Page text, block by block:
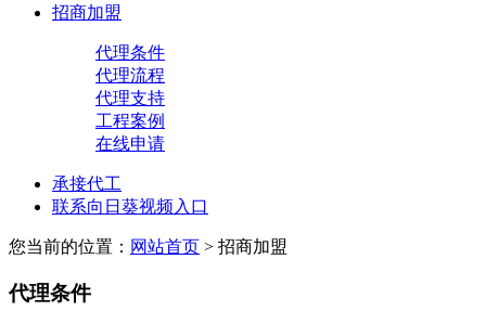
招商加盟
代理条件
代理流程
代理支持
工程案例
在线申请
承接代工
联系向日葵视频入口
您当前的位置： 网站首页 > 招商加盟
代理条件